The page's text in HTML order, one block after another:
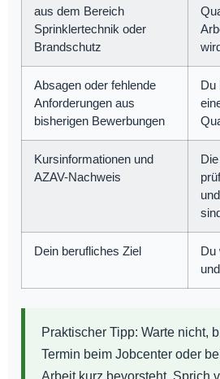
aus dem Bereich
Sprinklertechnik oder
Brandschutz
Absagen oder fehlende
Anforderungen aus
bisherigen Bewerbungen
Du
Kursinformationen und
AZAV-Nachweis
Dein berufliches Ziel
Du
Praktischer Tipp: Warte nicht,
Termin beim Jobcenter oder
Arbeit kurz bevorsteht. Sprich